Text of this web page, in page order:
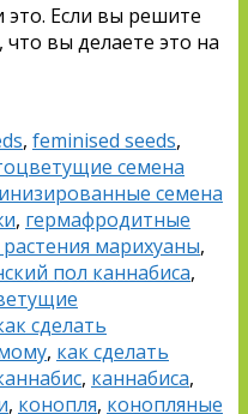
это. Если вы решите
вы делаете это на
, feminised seeds,
семена
семена
, гермафродитные
марихуаны,
пол каннабиса,
сделать
, как сделать
, каннабиса,
, конопля, конопляные